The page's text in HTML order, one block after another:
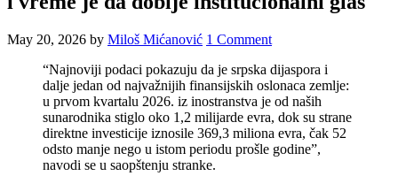
May 20, 2026 by Miloš Mićanović 1 Comment
“Najnoviji podaci pokazuju da je srpska dijaspora i
dalje jedan od najvažnijih finansijskih oslonaca zemlje:
u prvom kvartalu 2026. iz inostranstva je od naših
sunarodnika stiglo oko 1,2 milijarde evra, dok su strane
direktne investicije iznosile 369,3 miliona evra, čak 52
odsto manje nego u istom periodu prošle godine”,
navodi se u saopštenju stranke.